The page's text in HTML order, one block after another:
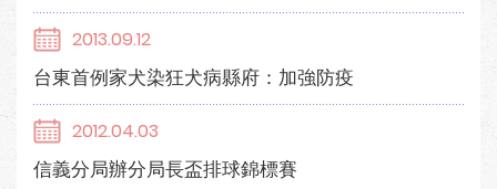
2013.09.12
台東首例家犬染狂犬病縣府：加強防疫
2012.04.03
信義分局辦分局長盃排球錦標賽